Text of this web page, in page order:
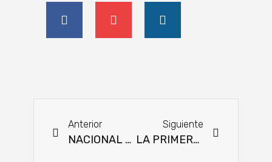
Anterior
NACIONAL BRAHMAN 2021: MÁS DE 300 EJEMPLARES ESTARÁN EN PISTA
Siguiente
LA PRIMERA CHARLA SOBRE INDUSTRIALIZACIÓN DE LA CARNE EN PARAGUAY